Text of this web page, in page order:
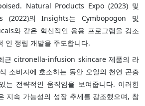
Natural Products Expo (2023) 및
(2022)의 Insights는 Cymbopogon 및
와 같은 혁신적인 응용 프로그램을 강조
인 정립 개발을 주도합니다.
근 citronella-infusion skincare 제품의 라
소비자에 호소하는 동안 오일의 천연 곤충
는 전략적인 움직임을 보여줍니다. 이러한
지속 가능성의 성장 추세를 강조했으며, 참